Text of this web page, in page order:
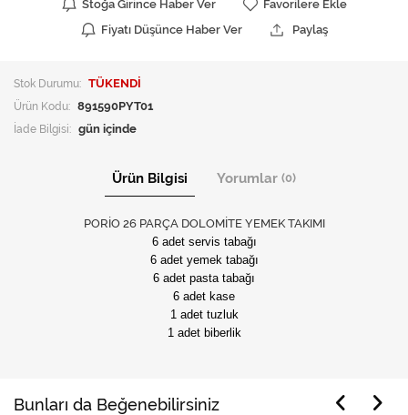
Stoğa Girince Haber Ver
Favorilere Ekle
Fiyatı Düşünce Haber Ver
Paylaş
Stok Durumu: TÜKENDİ
Ürün Kodu: 891590PYT01
İade Bilgisi:
Ürün Bilgisi Yorumlar (0)
PORİO 26 PARÇA DOLOMİTE YEMEK TAKIMI
6 adet servis tabağı
6 adet yemek tabağı
6 adet pasta tabağı
6 adet kase
1 adet tuzluk
1 adet biberlik
Bunları da Beğenebilirsiniz